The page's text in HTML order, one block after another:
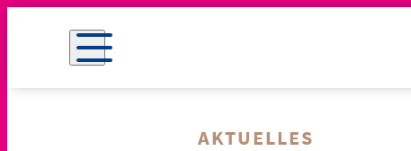
AKTUELLES